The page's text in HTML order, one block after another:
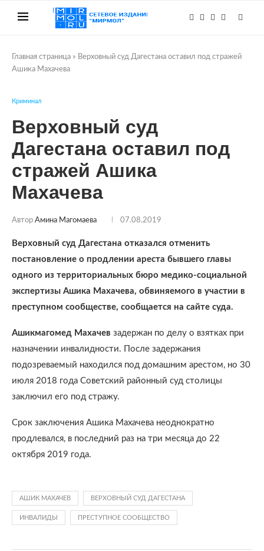
Главная страница » Верховный суд Дагестана оставил под стражей
Ашика Махачева
Криминал
Верховный суд
Дагестана оставил под
стражей Ашика
Махачева
Автор Амина Магомаева 07.08.2019
Верховный суд Дагестана отказался отменить
постановление о продлении ареста бывшего главы
одного из территориальных бюро медико-социальной
экспертизы Ашика Махачева, обвиняемого в участии в
преступном сообществе, сообщается на сайте суда.
Ашикмагомед Махачев задержан по делу о взятках при
назначении инвалидности. После задержания
подозреваемый находился под домашним арестом, но 30
июля 2018 года Советский районный суд столицы
заключил его под стражу.
Срок заключения Ашика Махачева неоднократно
продлевался, в последний раз на три месяца до 22
октября 2019 года.
АШИК МАХАЧЕВ ВЕРХОВНЫЙ СУД ДАГЕСТАНА
ИНВАЛИДЫ ПРЕСТУПНОЕ СООБЩЕСТВО